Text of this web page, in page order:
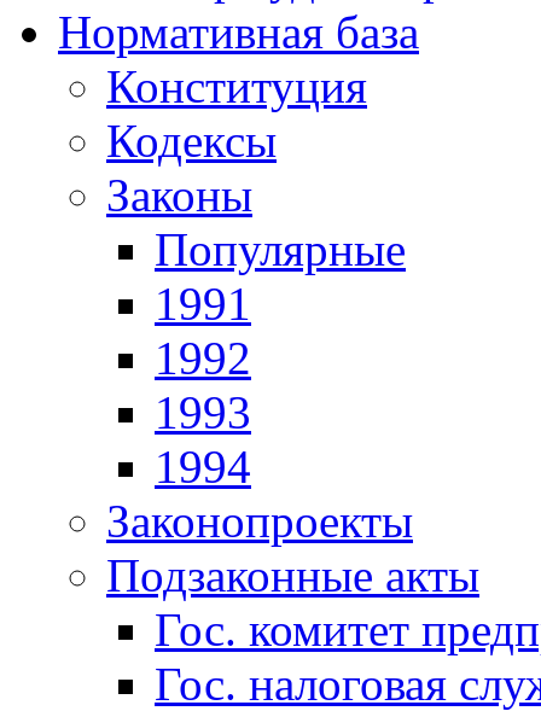
Нормативная база
Конституция
Кодексы
Законы
Популярные
1991
1992
1993
1994
Законопроекты
Подзаконные акты
Гос. комитет
Гос. налоговая